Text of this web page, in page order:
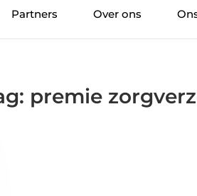
Partners Over ons
premie